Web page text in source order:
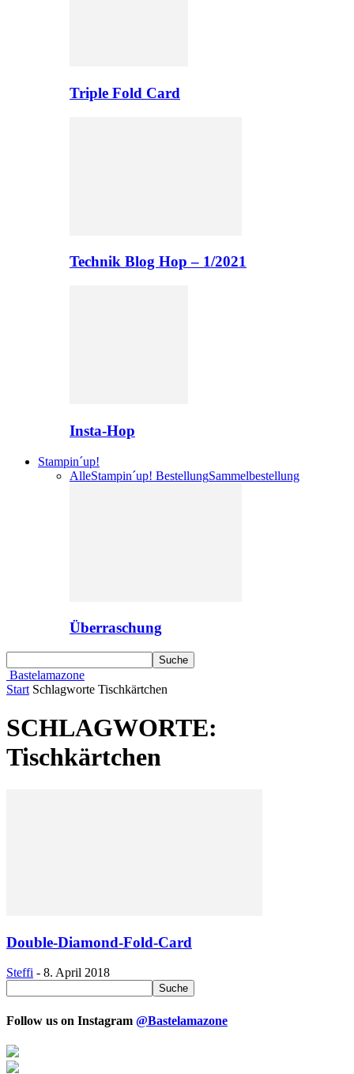
Triple Fold Card
Technik Blog Hop – 1/2021
Insta-Hop
Stampin´up!
AlleStampin´up! BestellungSammelbestellung
Überraschung
Bastelamazone
Start Schlagworte Tischkärtchen
SCHLAGWORTE:
Tischkärtchen
Double-Diamond-Fold-Card
Steffi - 8. April 2018
Follow us on Instagram @Bastelamazone